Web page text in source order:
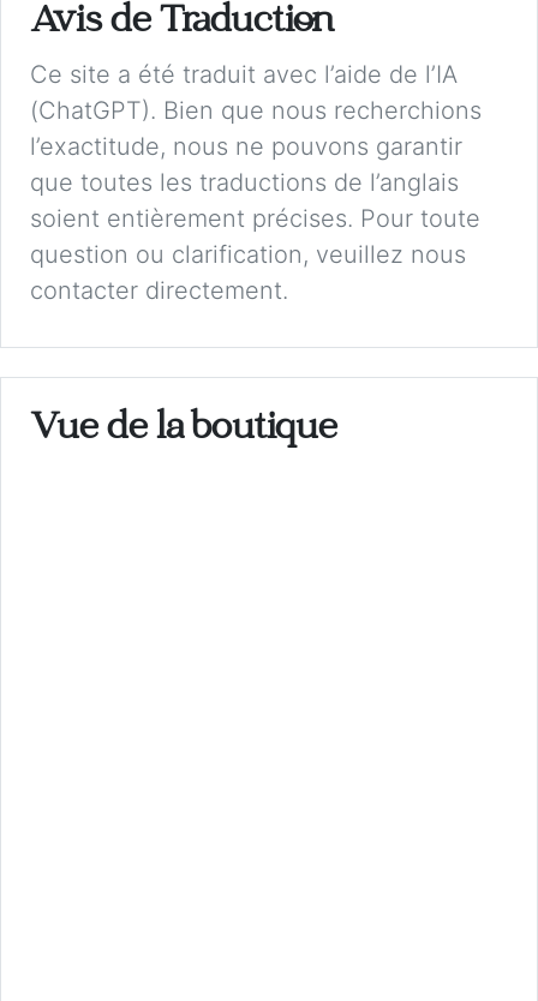
Avis de Traduction
Ce site a été traduit avec l’aide de l’IA
(ChatGPT). Bien que nous recherchions
l’exactitude, nous ne pouvons garantir
que toutes les traductions de l’anglais
soient entièrement précises. Pour toute
question ou clarification, veuillez nous
contacter directement.
Vue de la boutique